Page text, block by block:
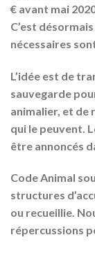
€ avant mai
C’est
nécessaires
L’idée est de
sauvegarde
animalier, et de
qui le peuvent.
être annoncés
Code Animal
structures
ou recueillie.
répercussions